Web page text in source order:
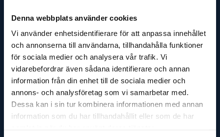
Denna webbplats använder cookies
Vi använder enhetsidentifierare för att anpassa innehållet
och annonserna till användarna, tillhandahålla funktioner
för sociala medier och analysera vår trafik. Vi
vidarebefordrar även sådana identifierare och annan
information från din enhet till de sociala medier och
annons- och analysföretag som vi samarbetar med.
Dessa kan i sin tur kombinera informationen med annan
information som du har tillhandahållit eller som de har
GODMOTTAGNING
Mån - Fre: 08:00 - 16:00
Lördag: Stängt
Söndag: Stängt
ADRESS